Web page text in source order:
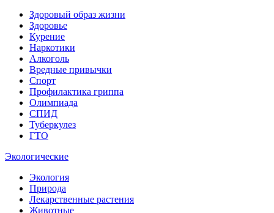
Здоровый образ жизни
Здоровье
Курение
Наркотики
Алкоголь
Вредные привычки
Спорт
Профилактика гриппа
Олимпиада
СПИД
Туберкулез
ГТО
Экологические
Экология
Природа
Лекарственные растения
Животные